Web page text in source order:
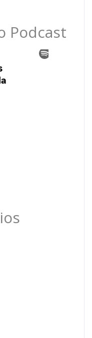
Podcast